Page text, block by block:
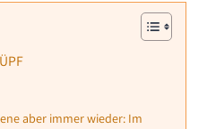
aber immer wieder: Im